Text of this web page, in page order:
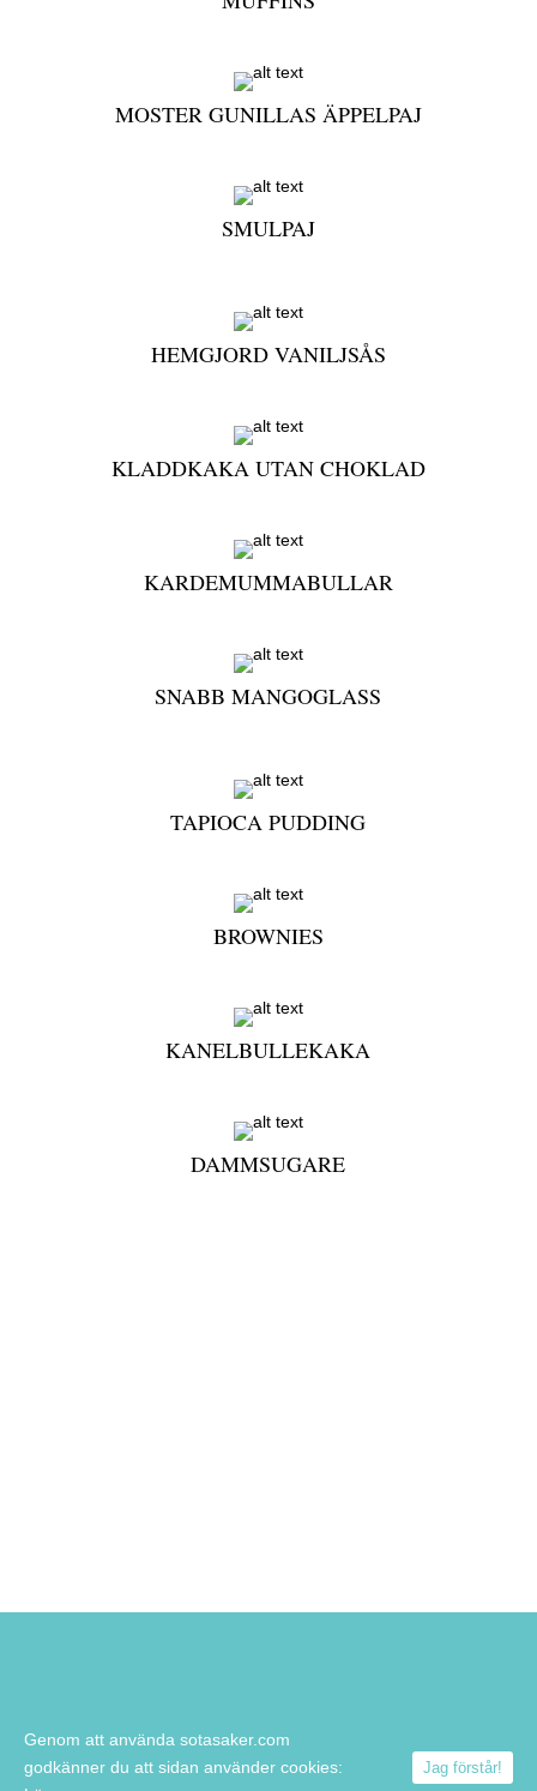
MOSTER GUNILLAS ÄPPELPAJ
SMULPAJ
HEMGJORD VANILJSÅS
KLADDKAKA UTAN CHOKLAD
KARDEMUMMABULLAR
SNABB MANGOGLASS
TAPIOCA PUDDING
BROWNIES
KANELBULLEKAKA
DAMMSUGARE
Genom att använda sotasaker.com
godkänner du att sidan använder cookies:
Jag förstår!